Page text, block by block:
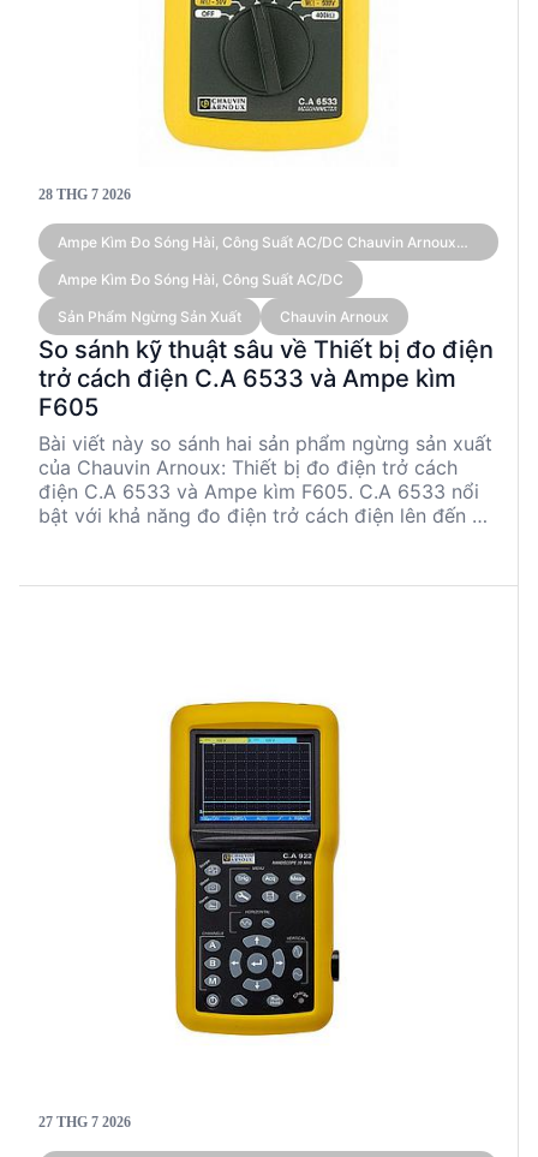
28 THG 7 2026
Ampe Kìm Đo Sóng Hài, Công Suất AC/DC Chauvin Arnoux
Ampe Kìm Đo Sóng Hài, Công Suất AC/DC
Sản Phẩm Ngừng Sản Xuất Chauvin Arnoux
So sánh kỹ thuật sâu về Thiết bị đo điện
trở cách điện C.A 6533 và Ampe kìm
F605
Bài viết này so sánh hai sản phẩm ngừng sản xuất
của Chauvin Arnoux: Thiết bị đo điện trở cách
điện C.A 6533 và Ampe kìm F605. C.A 6533 nổi
bật với khả năng đo điện trở cách điện lên đến 20
suất AC/DC, lý tưởng cho các ứng dụng công
27 THG 7 2026